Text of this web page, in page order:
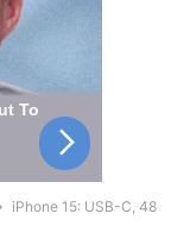
iPhone 15: USB-C, 48